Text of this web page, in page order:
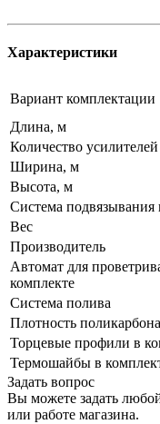
Характеристики
Вариант комплектации
Длина, м
Количество усилителей
Ширина, м
Высота, м
Система подвязывания
Вес
Производитель
Автомат для
комплекте
Система полива
Плотность
Торцевые профили в
Термошайбы в
Задать вопрос
Вы можете задать
или работе магазина.